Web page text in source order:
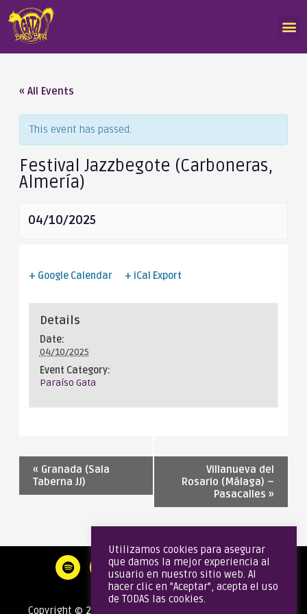
« All Events
This event has passed.
Festival Jazzbegote (Carboneras,
Almería)
04/10/2025
+ Google Calendar + iCal Export
Details
Date:
04/10/2025
Event Category:
Paraíso Gata
« Granada (Sala
Taberna JJ)
Villanueva del
Rosario (Málaga) –
Pasacalles»
Copyright © 2020 Gata Brass Band | Todos los derechos
Utilizamos cookies para asegurar
que damos la mejor experiencia al
usuario en nuestro sitio web. Al
hacer clic en "Aceptar", acepta el uso
de TODAS las cookies.